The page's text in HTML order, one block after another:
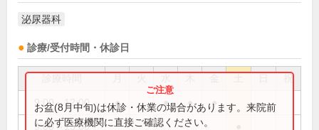
泌尿器科
診療/受付時間・休診日
祝
9:00～12:00 ● ● ● ●
9:00～13:00
お盆(8月中旬)は休診・休業の場合があります。来院前
に必ず医療機関に直接ご確認ください。